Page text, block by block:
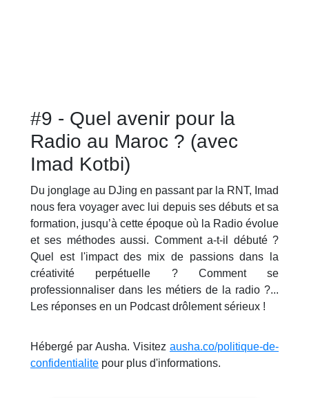
#9 - Quel avenir pour la
Radio au Maroc ? (avec
Imad Kotbi)
Du jonglage au DJing en passant par la RNT, Imad
nous fera voyager avec lui depuis ses débuts et sa
formation, jusqu’à cette époque où la Radio évolue
et ses méthodes aussi. Comment a-t-il débuté ?
Quel est l'impact des mix de passions dans la
créativité perpétuelle ? Comment se
professionnaliser dans les métiers de la radio ?...
Les réponses en un Podcast drôlement sérieux !
Hébergé par Ausha. Visitez ausha.co/politique-de-
confidentialite pour plus d'informations.